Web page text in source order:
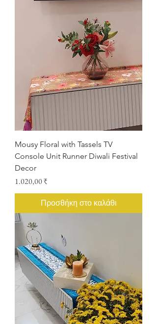
Mousy Floral with Tassels TV
Console Unit Runner Diwali Festival
Decor
Τιμή
1.020,00 ₹
Προσθήκη στο καλάθι